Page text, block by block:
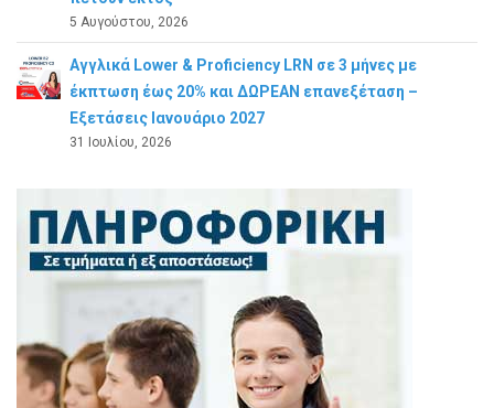
5 Αυγούστου, 2026
Αγγλικά Lower & Proficiency LRN σε 3 μήνες με
έκπτωση έως 20% και ΔΩΡΕΑΝ επανεξέταση –
Εξετάσεις Ιανουάριο 2027
31 Ιουλίου, 2026